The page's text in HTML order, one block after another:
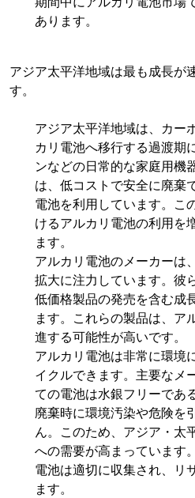
あります。
アジア太平洋地域は最も成長が
す。
アジア太平洋地域は、カー
カリ電池へ移行する過渡期
ンなどの日常的な家庭用機
は、低コストで安全に廃棄
電池を利用しています。こ
けるアルカリ電池の利用を
ます。
アルカリ電池のメーカーは
拡大に注力しています。彼
低価格製品の発売を含む成
ます。これらの製品は、ア
進する可能性が高いです。
アルカリ電池は非常に環境
イクルできます。主要なメ
ての電池は水銀フリーであ
廃棄時に環境汚染や危険を
ん。このため、アジア・太
への需要が高まっています
電池は適切に収集され、リ
ます。